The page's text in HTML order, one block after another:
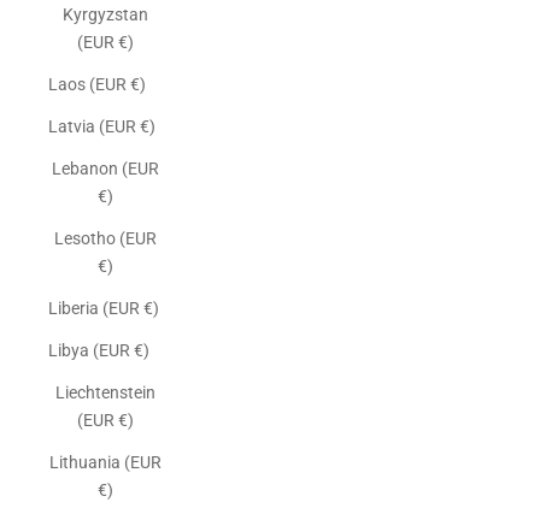
Kyrgyzstan
(EUR €)
Laos (EUR €)
Latvia (EUR €)
Lebanon (EUR
€)
Lesotho (EUR
€)
Liberia (EUR €)
Libya (EUR €)
Liechtenstein
(EUR €)
Lithuania (EUR
€)